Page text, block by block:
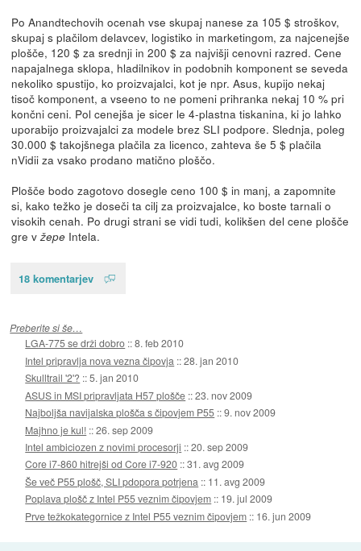
Po Anandtechovih ocenah vse skupaj nanese za 105 $ stroškov,
skupaj s plačilom delavcev, logistiko in marketingom, za najcenejše
plošče, 120 $ za srednji in 200 $ za najvišji cenovni razred. Cene
napajalnega sklopa, hladilnikov in podobnih komponent se seveda
nekoliko spustijo, ko proizvajalci, kot je npr. Asus, kupijo nekaj
tisoč komponent, a vseeno to ne pomeni prihranka nekaj 10 % pri
končni ceni. Pol cenejša je sicer le 4-plastna tiskanina, ki jo lahko
uporabijo proizvajalci za modele brez SLI podpore. Slednja, poleg
30.000 $ takojšnega plačila za licenco, zahteva še 5 $ plačila
nVidii za vsako prodano matično ploščo.
Plošče bodo zagotovo dosegle ceno 100 $ in manj, a zapomnite
si, kako težko je doseči ta cilj za proizvajalce, ko boste tarnali o
visokih cenah. Po drugi strani se vidi tudi, kolikšen del cene plošče
gre vžepeIntela.
18 komentarjev
Preberite si še…
LGA-775 se drži dobro ::8. feb 2010
Intel pripravlja nova vezna čipovja ::28. jan 2010
Skulltrail '2'? ::5. jan 2010
ASUS in MSI pripravljata H57 plošče ::23. nov 2009
Najboljša navijalska plošča s čipovjem P55 ::9. nov 2009
Majhno je kul! ::26. sep 2009
Intel ambiciozen z novimi procesorji ::20. sep 2009
Core i7-860 hitrejši od Core i7-920 ::31. avg 2009
Še več P55 plošč, SLI pdopora potrjena :: 11. avg 2009
Poplava plošč z Intel P55 veznim čipovjem :: 19. jul 2009
Prve težkokategornice z Intel P55 veznim čipovjem :: 16. jun 2009